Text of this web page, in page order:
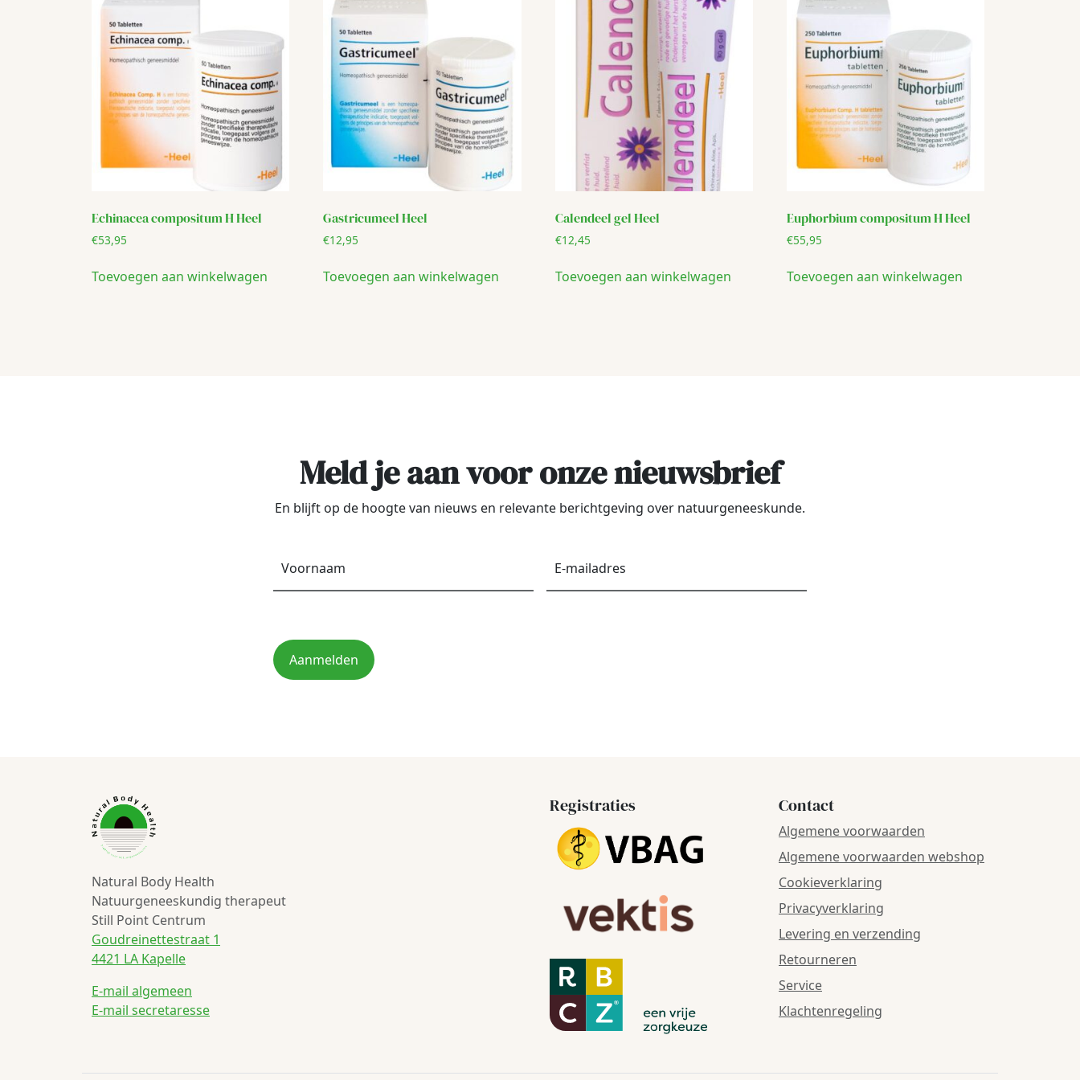
Echinacea compositum H Heel
€53,95
Toevoegen aan winkelwagen
Gastricumeel Heel
€12,95
Toevoegen aan winkelwagen
Calendeel gel Heel
€12,45
Toevoegen aan winkelwagen
Euphorbium compositum H Heel
€55,95
Toevoegen aan winkelwagen
Meld je aan voor onze nieuwsbrief
En blijft op de hoogte van nieuws en relevante berichtgeving over natuurgeneeskunde.
Aanmelden
Natural Body Health
Natuurgeneeskundig therapeut
Still Point Centrum
Goudreinettestraat 1
4421 LA Kapelle
E-mail algemeen
E-mail secretaresse
Registraties Contact
Algemene voorwaarden
Algemene voorwaarden webshop
Cookieverklaring
Privacyverklaring
Levering en verzending
Retourneren
Service
Klachtenregeling